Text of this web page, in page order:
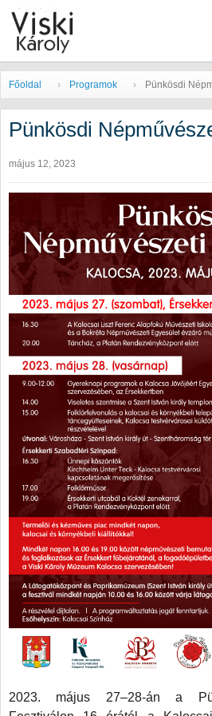
Főoldal Programok Pünkösdi
Pünkösdi
május 12, 2023
2023. május 27–28-án a